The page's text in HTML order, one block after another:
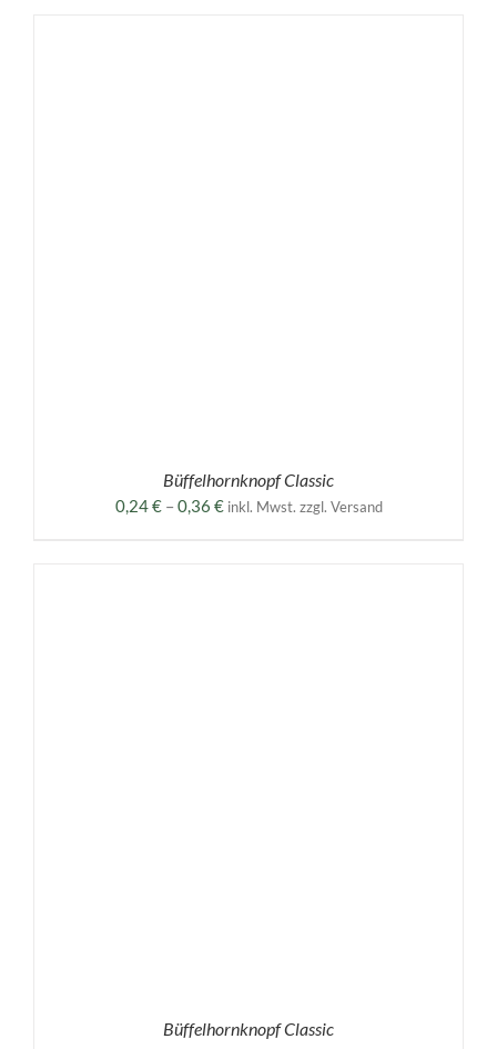
Büffelhornknopf Classic
0,24€ – 0,36 €Preisspanne:
inkl. Mwst. zzgl. Versand
Büffelhornknopf Classic